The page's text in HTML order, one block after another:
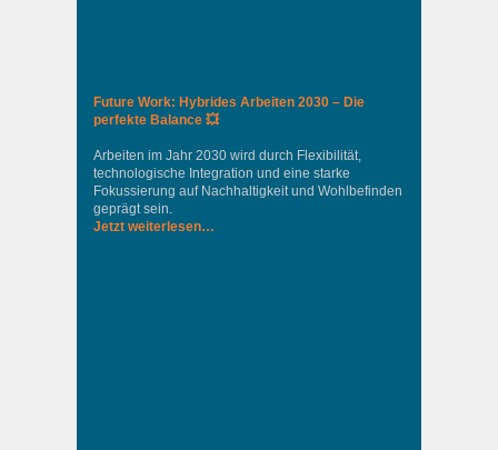
Future Work: Hybrides Arbeiten 2030 – Die
perfekte Balance 💥
Arbeiten im Jahr 2030 wird durch Flexibilität,
technologische Integration und eine starke
Fokussierung auf Nachhaltigkeit und Wohlbefinden
geprägt sein.
Jetzt weiterlesen…